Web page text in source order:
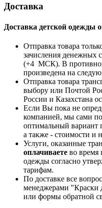
Доставка
Доставка детской одежды
Отправка товара
зачисления денежных
(+4 МСК). В противном
произведена на
Отправка товара
выбору или Почтой
России и Казахстана
Если Вы пока не
компанией, мы сами
оптимальный вариант
а также - стоимости и
Услуги, оказанные
оплачиваете во время
одежды согласно
тарифам.
По доставке все
менеджерами "Краски
или формы обратной